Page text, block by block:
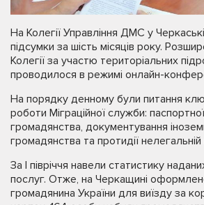
На Колегії Управління ДМС у
підсумки за шість місяців року.
Колегії за участю територіальних
проводилося в режимі онлайн-
На порядку денному були питання
роботи Міграційної служби:
громадянства, документування
громадянства та протидії нелегальній
За І півріччя навели статистику
послуг. Отже, на Черкащині
громадянина України для виїзду за